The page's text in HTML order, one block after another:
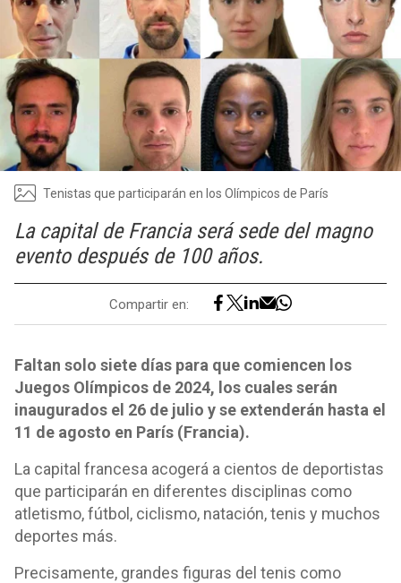
Tenistas que participarán en los Olímpicos de París
La capital de Francia será sede del magno
evento después de 100 años.
Compartir en:
Faltan solo siete días para que comiencen los
Juegos Olímpicos de 2024, los cuales serán
inaugurados el 26 de julio y se extenderán hasta el
11 de agosto en París (Francia).
La capital francesa acogerá a cientos de deportistas
que participarán en diferentes disciplinas como
atletismo, fútbol, ciclismo, natación, tenis y muchos
deportes más.
Precisamente, grandes figuras del tenis como